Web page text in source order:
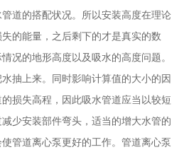
道的搭配状况。所以安装高度在理论
的能量，之后剩下的才是真实的数
况的地形高度以及吸水的高度问题。
抽上来。同时影响计算值的大小的因
损失高程，因此吸水管道应当以较短
少安装部件弯头，适当的增大水管的
管道离心泵更好的工作。管道离心泵